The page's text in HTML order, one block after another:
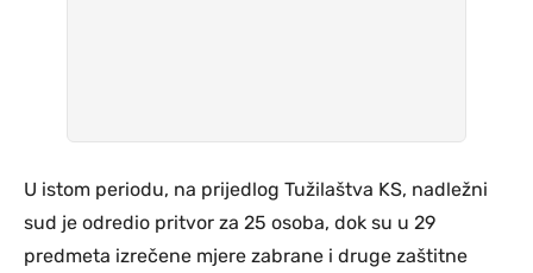
U istom periodu, na prijedlog Tužilaštva KS, nadležni
sud je odredio pritvor za 25 osoba, dok su u 29
predmeta izrečene mjere zabrane i druge zaštitne